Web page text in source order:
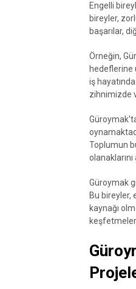
Engelli
bireyler,
başarılar,
Örneğin,
hedeflerine
iş
zihnimizde
Toplumun
olanaklarını
Güroymak
Bu bireyler,
kaynağı